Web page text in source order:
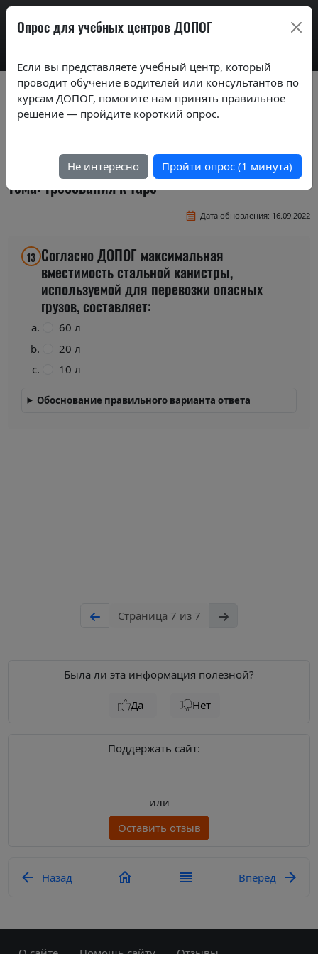
AdrExam
Вопросы экзаменационных билетов по
курсам ДОПОГ ver. 2019
Экзаменационные вопросы по темам
базового курса
Тема: Требования к таре
Дата обновления: 16.09.2022
13 Согласно ДОПОГ максимальная
вместимость стальной канистры,
используемой для перевозки опасных
грузов, составляет:
60 л
20 л
10 л
Обоснование правильного варианта ответа
Страница 7 из 7
Была ли эта информация полезной?
Да Нет
Поддержать сайт:
или
Оставить отзыв
Назад Вперед
Опрос для учебных центров ДОПОГ
Если вы представляете учебный центр, который
проводит обучение водителей или консультантов по
курсам ДОПОГ, помогите нам принять правильное
решение — пройдите короткий опрос.
Не интересно Пройти опрос (1 минута)